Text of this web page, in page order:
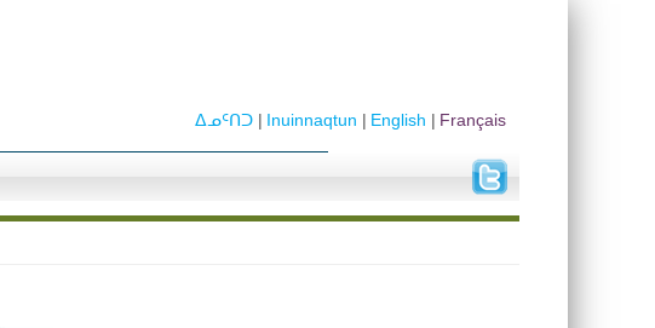
Français
English
Inuinnaqtun
ᐃᓄᑦᑎᑐ